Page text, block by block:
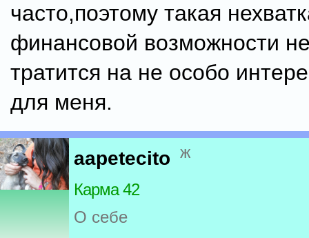
часто,поэтому такая
финансовой возможности
тратится на не особо
для меня.
aapetecito ж
Карма 42
О себе